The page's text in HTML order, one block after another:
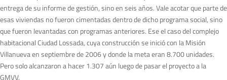
entrega de su informe de gestión, sino en seis años. Vale acotar que parte de
esas viviendas no fueron cimentadas dentro de dicho programa social, sino
que fueron levantadas con programas anteriores. Ese el caso del complejo
habitacional Ciudad Lossada, cuya construcción se inició con la Misión
Villanueva en septiembre de 2006 y donde la meta eran 8.700 unidades.
Pero solo alcanzaron a hacer 1.307 aún luego de pasar el proyecto a la
GMVV.